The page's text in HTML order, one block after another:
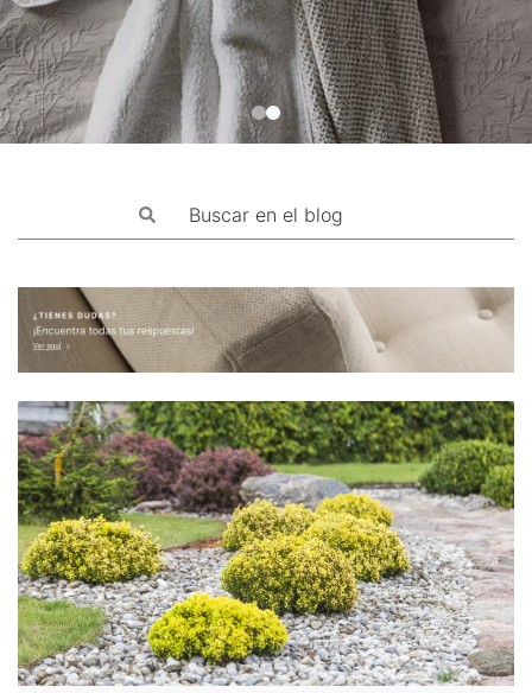
Mascotas
Columnas
Productos